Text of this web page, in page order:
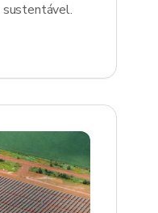
sustentável.